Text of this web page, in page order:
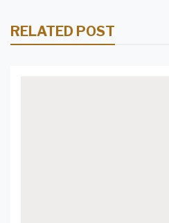
RELATED POST